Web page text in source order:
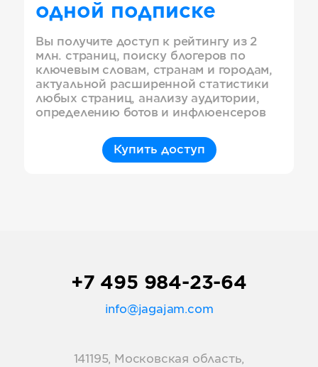
одной подписке
Вы получите доступ к рейтингу из 2
млн. страниц, поиску блогеров по
ключевым словам, странам и городам,
актуальной расширенной статистики
любых страниц, анализу аудитории,
определению ботов и инфлюенсеров
Купить доступ
+7 495 984-23-64
info@jagajam.com
141195, Московская область,